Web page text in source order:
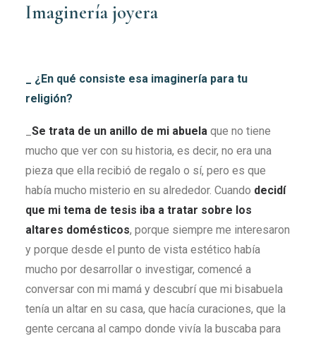
Imaginería joyera
_ ¿En qué consiste esa imaginería para tu
religión?
Se trata de un anillo de mi abuela que no tiene
mucho que ver con su historia, es decir, no era una
pieza que ella recibió de regalo o sí, pero es que
había mucho misterio en su alrededor. Cuando decidí
que mi tema de tesis iba a tratar sobre los
altares domésticos, porque siempre me interesaron
y porque desde el punto de vista estético había
mucho por desarrollar o investigar, comencé a
conversar con mi mamá y descubrí que mi bisabuela
tenía un altar en su casa, que hacía curaciones, que la
gente cercana al campo donde vivía la buscaba para